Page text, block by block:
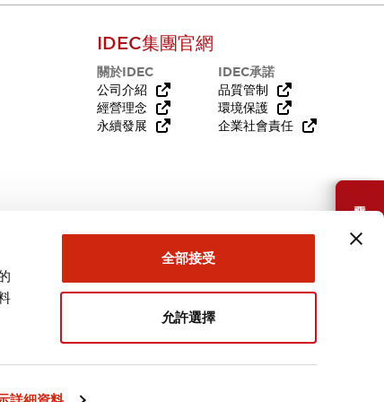
全部接受
允許選擇
需要幫助嗎？
IDEC集團官網
關於IDEC
公司介紹
經營理念
永續發展
IDEC承諾
品質管制
環境保護
企業社會責任
台灣